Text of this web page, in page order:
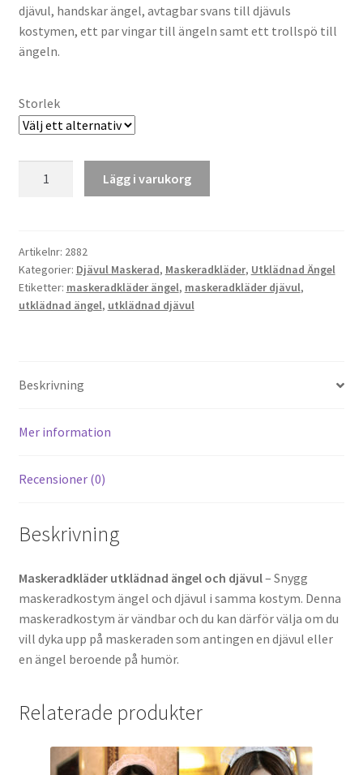
djävul, handskar ängel, avtagbar svans till djävuls
kostymen, ett par vingar till ängeln samt ett trollspö till
ängeln.
Storlek
mängd
Lägg i varukorg
Artikelnr: 2882
Kategorier: Djävul Maskerad, Maskeradkläder, Utklädnad Ängel
Etiketter: maskeradkläder ängel, maskeradkläder djävul,
utklädnad ängel, utklädnad djävul
Beskrivning
Mer information
Recensioner (0)
Beskrivning
Maskeradkläder utklädnad ängel och djävul– Snygg
maskeradkostym ängel och djävul i samma kostym. Denna
maskeradkostym är vändbar och du kan därför välja om du
vill dyka upp på maskeraden som antingen en djävul eller
en ängel beroende på humör.
Relaterade produkter